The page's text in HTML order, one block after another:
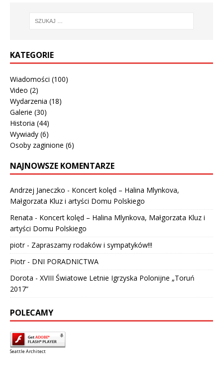
KATEGORIE
Wiadomości (100)
Video (2)
Wydarzenia (18)
Galerie (30)
Historia (44)
Wywiady (6)
Osoby zaginione (6)
NAJNOWSZE KOMENTARZE
Andrzej Janeczko - Koncert kolęd – Halina Mlynkova,
Małgorzata Kluz i artyści Domu Polskiego
Renata - Koncert kolęd – Halina Mlynkova, Małgorzata Kluz i
artyści Domu Polskiego
piotr- Zapraszamy rodaków i sympatyków!!!
Piotr- DNI PORADNICTWA
Dorota - XVIII Światowe Letnie Igrzyska Polonijne „Toruń
2017”
POLECAMY
Seattle Architect